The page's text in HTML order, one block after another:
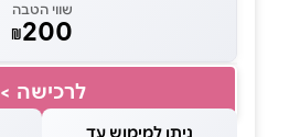
שווי הטבה
₪200
לרכישה >
ניתן למימוש עד